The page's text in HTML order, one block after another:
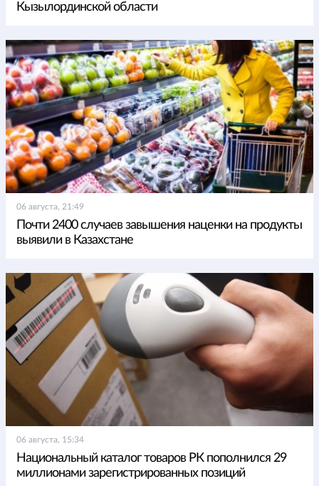
Кызылординской области
06 августа, 21:49
Почти 2400 случаев завышения наценки на продукты
выявили в Казахстане
06 августа, 15:34
Национальный каталог товаров РК пополнился 29
миллионами зарегистрированных позиций